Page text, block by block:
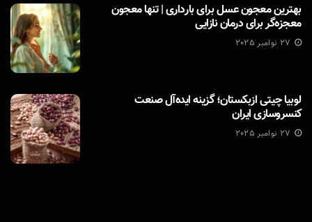
بهترین معجون عسل برای بارداری | تنها معجون
معجزه‌گر برای درمان نازایی
27 نوامبر 2025
لوبیا چیتی ازبکستان؛ گزینه ایده‌آل صنعت
کنسروسازی ایران
27 نوامبر 2025